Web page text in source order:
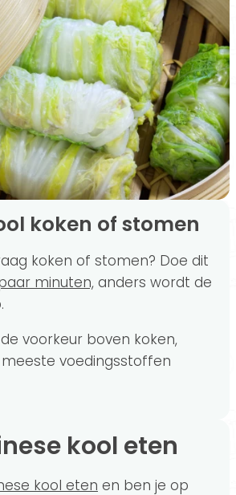
koken of stomen
koken of stomen? Doe dit
minuten, anders wordt de
voorkeur boven koken,
voedingsstoffen
kool eten
kool eten en ben je op